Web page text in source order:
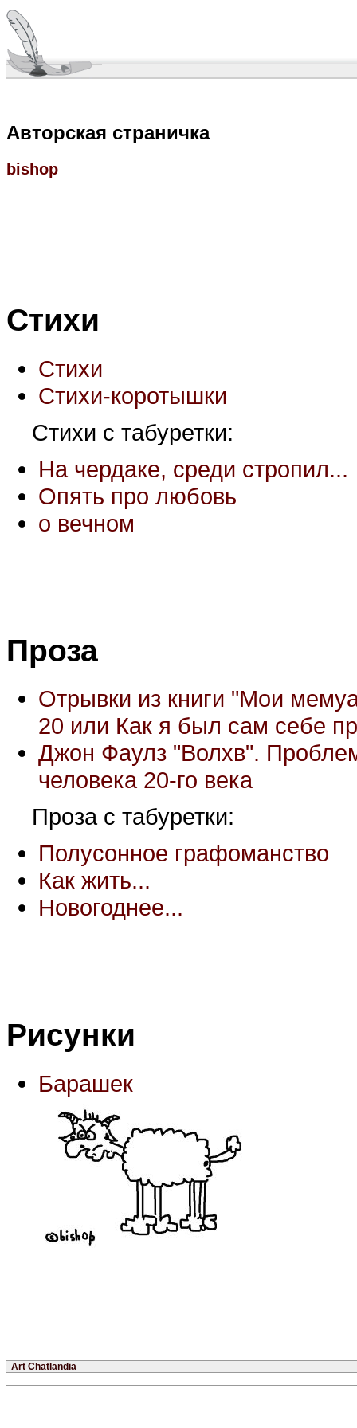
Авторская страничка
bishop
Стихи
Стихи
Стихи-коротышки
Стихи с табуретки:
На чердаке, среди стропил...
Опять про любовь
о вечном
Проза
Отрывки из книги "Мои
20 или Как я был сам себе
Джон Фаулз "Волхв".
человека 20-го века
Проза с табуретки:
Полусонное графоманство
Как жить...
Новогоднее...
Рисунки
Барашек
Art Chatlandia